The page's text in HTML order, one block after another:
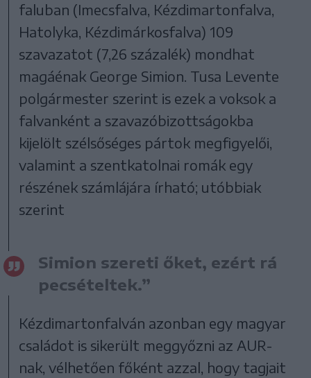
faluban (Imecsfalva, Kézdimartonfalva,
Hatolyka, Kézdimárkosfalva) 109
szavazatot (7,26 százalék) mondhat
magáénak George Simion. Tusa Levente
polgármester szerint is ezek a voksok a
falvanként a szavazóbizottságokba
kijelölt szélsőséges pártok megfigyelői,
valamint a szentkatolnai romák egy
részének számlájára írható; utóbbiak
szerint
Simion szereti őket, ezért rá
pecsételtek.”
Kézdimartonfalván azonban egy magyar
családot is sikerült meggyőzni az AUR-
nak, vélhetően főként azzal, hogy tagjait